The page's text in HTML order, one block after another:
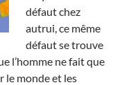
défaut chez
autrui, ce même
défaut se trouve
l’homme ne fait que
le monde et les